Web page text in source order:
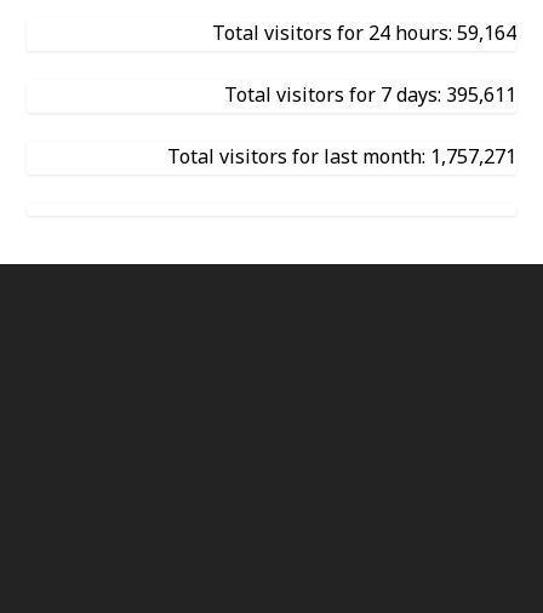
Total visitors for 24 hours: 59,164
Total visitors for 7 days: 395,611
Total visitors for last month: 1,757,271